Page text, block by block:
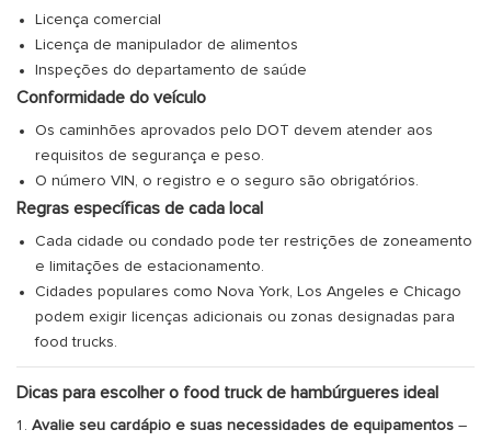
Licença comercial
Licença de manipulador de alimentos
Inspeções do departamento de saúde
Conformidade do veículo
Os caminhões aprovados pelo DOT devem atender aos
requisitos de segurança e peso.
O número VIN, o registro e o seguro são obrigatórios.
Regras específicas de cada local
Cada cidade ou condado pode ter restrições de zoneamento
e limitações de estacionamento.
Cidades populares como Nova York, Los Angeles e Chicago
podem exigir licenças adicionais ou zonas designadas para
food trucks.
Dicas para escolher o food truck de hambúrgueres ideal
Avalie seu cardápio e suas necessidades de equipamentos –